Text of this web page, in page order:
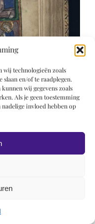
wij technologieën zoals
en/of te raadplegen.
wij gegevens zoals
Als je geen toestemming
invloed hebben op
by